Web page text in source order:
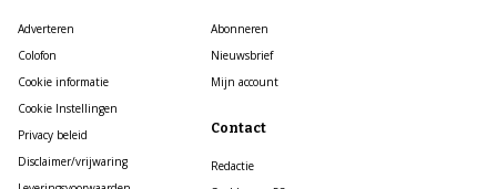
Adverteren
Colofon
Cookie informatie
Cookie Instellingen
Privacy beleid
Disclaimer/vrijwaring
Abonneren
Nieuwsbrief
Mijn account
Contact
Redactie